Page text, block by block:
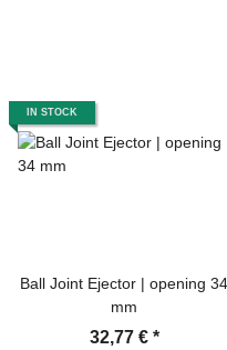
IN STOCK
Ball Joint Ejector | opening 34
mm
32,77 € *